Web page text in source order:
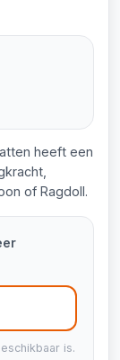
heeft een
of Ragdoll.
is.